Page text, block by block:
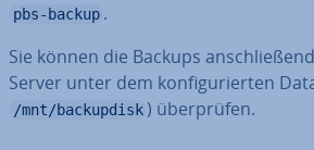
pbs-backup .
Sie können die Backups
Server unter dem kon­fi­gu­rier­ten
/mnt/backupdisk ) über­prü­fen.